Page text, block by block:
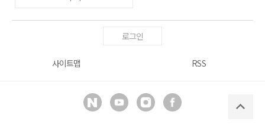
로그인
사이트맵 RSS